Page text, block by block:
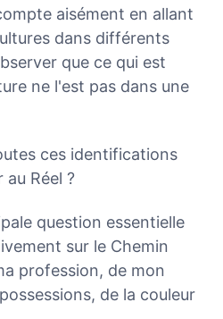
aisément en allant
dans différents
que ce qui est
ne l'est pas dans une
ces identifications
Réel ?
question essentielle
sur le Chemin
profession, de mon
de la couleur